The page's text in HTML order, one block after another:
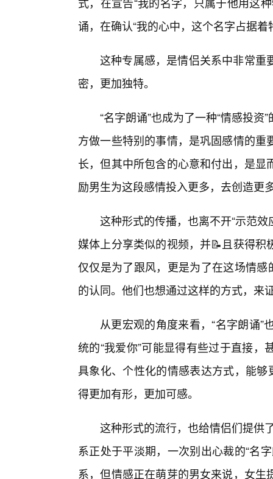
诵，在确认“我的心中，这个名字占据着
这种专属感，是情侣关系中非常重
密，更加独特。
“名字朗诵”也成为了一种“情感投
方做一些特别的事情，是巩固感情的
长，但其中所包含的心意和付出，是
励男生为这段感情投入更多，去创造更
这种形式的传播，也离不开“示范
媒体上分享类似的视频，并📝且获得
仅仅是为了跟风，更是为了在这场情
的认同。他们也想通过这样的方式，来
从更宏观的角度来看，“名字朗诵
统的“我爱你”可能显得有些过于直接
具象化、个性化的情感表达方式，能
得更加有形，更加可感。
这种形式的流行，也给情侣们提供
系正处于平淡期，一次别出心裁的“名
系，但情感正在萌芽的男女来说，女